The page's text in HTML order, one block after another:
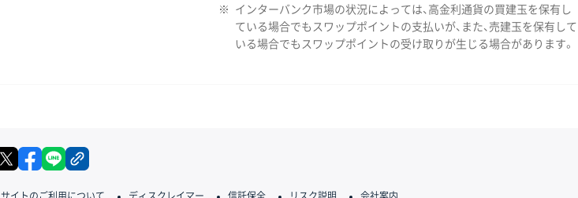
※
インターバンク市場の状況によっては、高金利通貨の買建玉を保有し
ている場合でもスワップポイントの支払いが、また、売建玉を保有して
いる場合でもスワップポイントの受け取りが生じる場合があります。
X facebook